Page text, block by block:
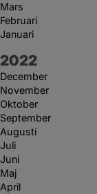
Mars
Februari
Januari
År:
2022
December
November
Oktober
September
Augusti
Juli
Juni
Maj
April